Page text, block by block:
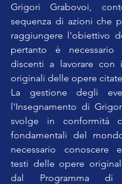
Grigori Grabovoi,
sequenza di azioni che
raggiungere l'obiettivo
pertanto è necessario
discenti a lavorare
originali delle opere
La gestione degli
l'Insegnamento di
svolge in conformità
fondamentali del
necessario conoscere
testi delle opere
dal Programma di